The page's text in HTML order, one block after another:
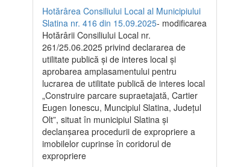
Hotărârea Consiliului Local al Municipiului
Slatina nr. 416 din 15.09.2025- modificarea
Hotărârii Consiliului Local nr.
261/25.06.2025 privind declararea de
utilitate publică și de interes local și
aprobarea amplasamentului pentru
lucrarea de utilitate publică de interes local
„Construire parcare supraetajată, Cartier
Eugen Ionescu, Muncipiul Slatina, Județul
Olt”, situat în municipiul Slatina și
declanșarea procedurii de expropriere a
imobilelor cuprinse în coridorul de
expropriere